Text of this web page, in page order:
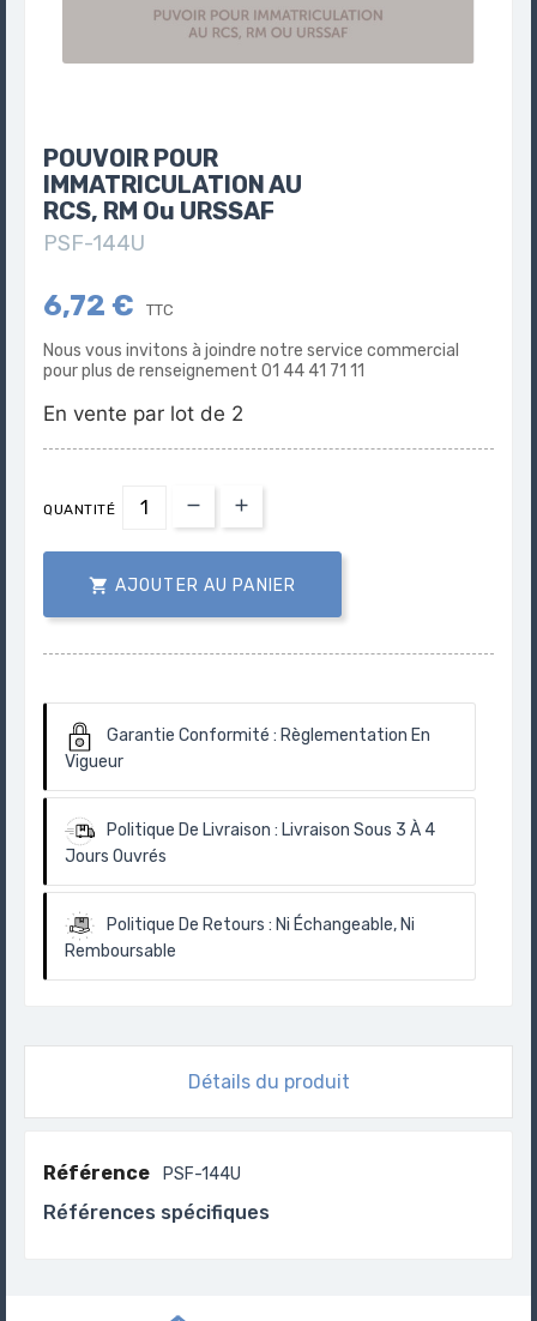
POUVOIR POUR
IMMATRICULATION AU
RCS, RM Ou URSSAF
PSF-144U
6,72 € TTC
Nous vous invitons à joindre notre service commercial
pour plus de renseignement 01 44 41 71 11
En vente par lot de 2
QUANTITÉ
 AJOUTER AU PANIER
Garantie Conformité : Règlementation En
Vigueur
Politique De Livraison : Livraison Sous 3 À 4
Jours Ouvrés
Politique De Retours : Ni Échangeable, Ni
Remboursable
Détails du produit
Référence PSF-144U
Références spécifiques